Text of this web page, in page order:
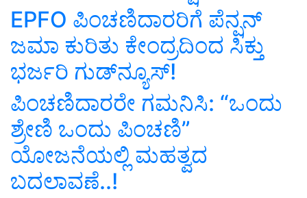
EPFO ಪಿಂಚಣಿದಾರರಿಗೆ ಪೆನ್ಷನ್‌
ಜಮಾ ಕುರಿತು ಕೇಂದ್ರದಿಂದ ಸಿಕ್ತು
ಭರ್ಜರಿ ಗುಡ್‌ನ್ಯೂಸ್‌!
ಪಿಂಚಣಿದಾರರೇ ಗಮನಿಸಿ: “ಒಂದು
ಶ್ರೇಣಿ ಒಂದು ಪಿಂಚಣಿ”
ಯೋಜನೆಯಲ್ಲಿ ಮಹತ್ವದ
ಬದಲಾವಣೆ..!